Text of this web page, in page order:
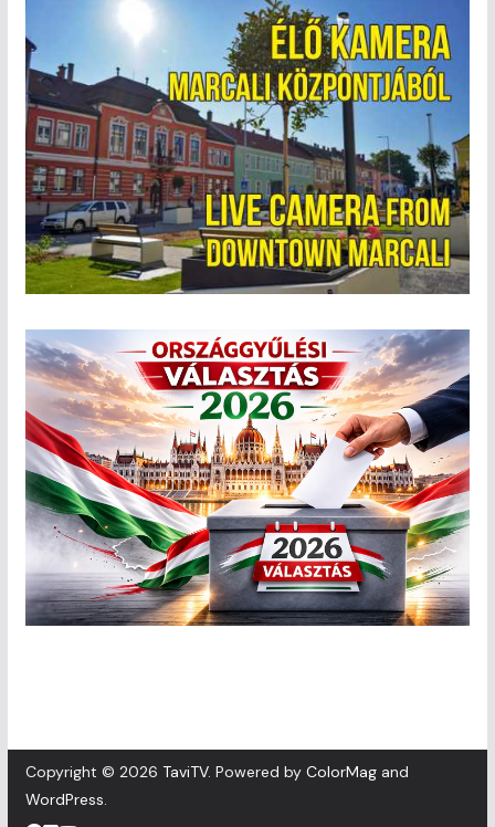
Copyright © 2026 TaviTV. Powered by ColorMagand
WordPress.